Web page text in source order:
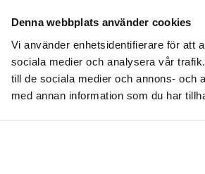
Denna webbplats använder cookies
Vi använder enhetsidentifierare för att
sociala medier och analysera vår
till de sociala medier och annons- och
med annan information som du har